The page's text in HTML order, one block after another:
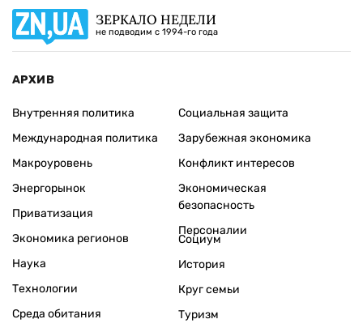
ЗЕРКАЛО НЕДЕЛИ
не подводим с 1994-го года
АРХИВ
Внутренняя политика
Международная политика
Макроуровень
Энергорынок
Приватизация
Экономика регионов
Социальная защита
Зарубежная экономика
Конфликт интересов
Экономическая
безопасность
Персоналии
Наука
Технологии
Среда обитания
Социум
История
Круг семьи
Туризм